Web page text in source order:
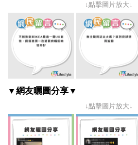
↓點擊圖片放大↓
▼網友曬圖分享▼
↓點擊圖片放大↓